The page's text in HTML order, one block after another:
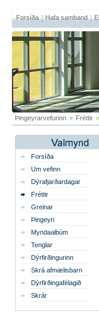
Forsíða Hafa samband
Þingeyrarvefurinn > Fréttir >
Forsíða
Um vefinn
Dýrafjarðardagar
Fréttir
Greinar
Þingeyri
Myndaalbúm
Tenglar
Dýrfirðingurinn
Skrá afmælisbarn
Dýrfirðingafélagið
Skrár